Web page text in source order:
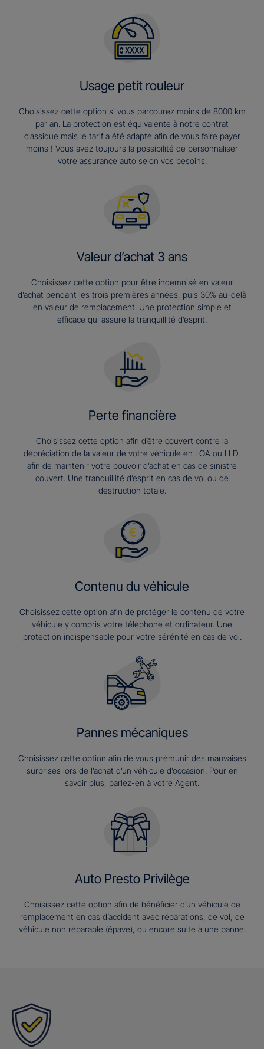
Usage petit rouleur
Choisissez cette option si vous parcourez moins de 8000 km
par an. La protection est équivalente à notre contrat
classique mais le tarif a été adapté afin de vous faire payer
moins ! Vous avez toujours la possibilité de personnaliser
votre assurance auto selon vos besoins.
Valeur d’achat 3 ans​
Choisissez cette option pour être indemnisé en valeur
d’achat pendant les trois premières années, puis 30% au-delà
en valeur de remplacement. Une protection simple et
efficace qui assure la tranquillité d’esprit.
Perte financière
Choisissez cette option afin d’être couvert contre la
dépréciation de la valeur de votre véhicule en LOA ou LLD,
afin de maintenir votre pouvoir d’achat en cas de sinistre
couvert. Une tranquillité d’esprit en cas de vol ou de
destruction totale.
Contenu du véhicule
Choisissez cette option afin de protéger le contenu de votre
véhicule y compris votre téléphone et ordinateur. Une
protection indispensable pour votre sérénité en cas de vol.
Pannes mécaniques
Choisissez cette option afin de vous prémunir des mauvaises
surprises lors de l’achat d’un véhicule d’occasion. Pour en
savoir plus, parlez-en à votre Agent.
Auto Presto Privilège
Choisissez cette option afin de bénéficier d’un véhicule de
remplacement en cas d’accident avec réparations, de vol, de
véhicule non réparable (épave), ou encore suite à une panne.